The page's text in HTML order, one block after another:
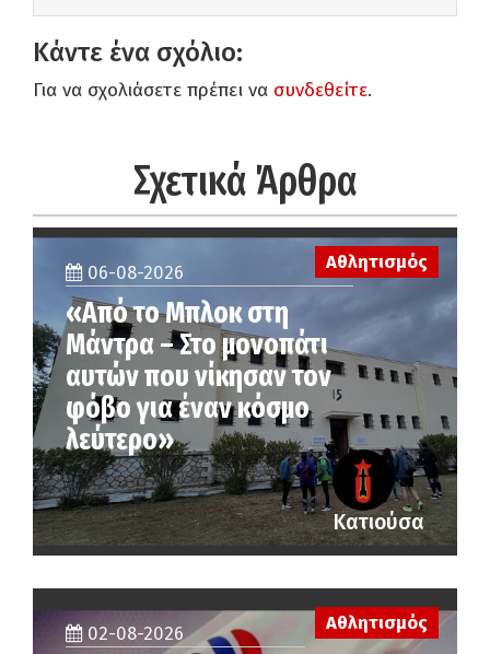
Κάντε ένα σχόλιο:
Για να σχολιάσετε πρέπει να συνδεθείτε.
Σχετικά Άρθρα
Αθλητισμός
06-08-2026
«Από το Μπλοκ στη
Μάντρα – Στο μονοπάτι
αυτών που νίκησαν τον
φόβο για έναν κόσμο
λεύτερο»
Κατιούσα
02-08-2026
Αθλητισμός